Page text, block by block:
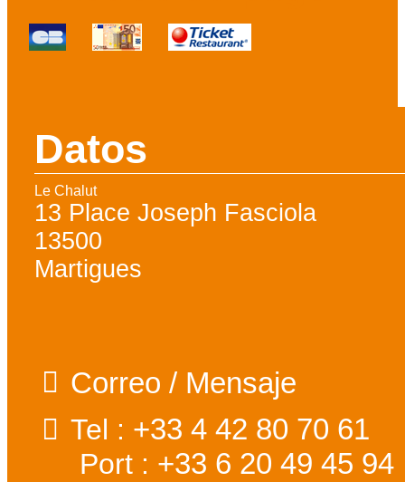
Datos
Le Chalut
13 Place Joseph Fasciola
13500
Martigues
Correo / Mensaje
Tel : +33 4 42 80 70 61
Port : +33 6 20 49 45 94